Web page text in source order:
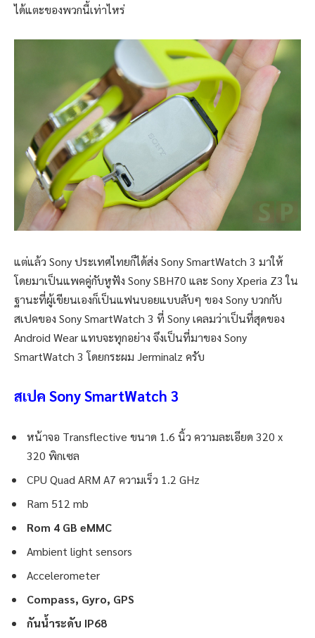
ได้แตะของพวกนี้เท่าไหร่
แต่แล้ว Sony ประเทศไทยก็ได้ส่ง Sony SmartWatch 3 มาให้
โดยมาเป็นแพคคู่กับหูฟัง Sony SBH70 และ Sony Xperia Z3 ใน
ฐานะที่ผู้เขียนเองก็เป็นแฟนบอยแบบลับๆ ของ Sony บวกกับ
สเปคของ Sony SmartWatch 3 ที่ Sony เคลมว่าเป็นที่สุดของ
Android Wear แทบจะทุกอย่าง จึงเป็นที่มาของ Sony
SmartWatch 3 โดยกระผม Jerminalz ครับ
สเปค Sony SmartWatch 3
หน้าจอ Transflective ขนาด 1.6 นิ้ว ความละเอียด 320 x
320 พิกเซล
CPU Quad ARM A7 ความเร็ว 1.2 GHz
Ram 512 mb
Rom 4 GB eMMC
Ambient light sensors
Accelerometer
Compass, Gyro, GPS
กันน้ำระดับ IP68